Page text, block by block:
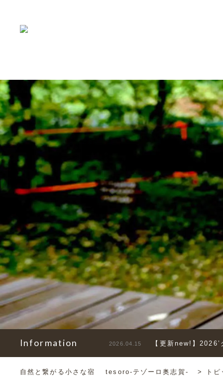
Information 2026.04.15 【更新new!】
自然と繋がる小さな宿 tesoro-テゾーロ奥志賀- > ト